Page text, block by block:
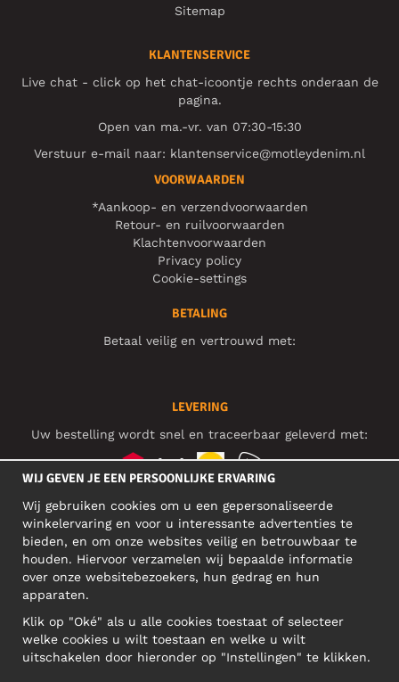
Sitemap
KLANTENSERVICE
Live chat - click op het chat-icoontje rechts onderaan de
pagina.
Open van ma.-vr. van 07:30-15:30
Verstuur e-mail naar: klantenservice@motleydenim.nl
VOORWAARDEN
*Aankoop- en verzendvoorwaarden
Retour- en ruilvoorwaarden
Klachtenvoorwaarden
Privacy policy
Cookie-settings
BETALING
Betaal veilig en vertrouwd met:
LEVERING
Uw bestelling wordt snel en traceerbaar geleverd met:
SOCIAL MEDIA
BEDRIJFSADRES
Narva mnt 5, EE-10117 Tallinn
Reg: 12356245
WIJ GEVEN JE EEN PERSOONLIJKE ERVARING
Wij gebruiken cookies om u een gepersonaliseerde
winkelervaring en voor u interessante advertenties te
bieden, en om onze websites veilig en betrouwbaar te
houden. Hiervoor verzamelen wij bepaalde informatie
over onze websitebezoekers, hun gedrag en hun
apparaten.
Klik op "Oké" als u alle cookies toestaat of selecteer
welke cookies u wilt toestaan en welke u wilt
uitschakelen door hieronder op "Instellingen" te klikken.